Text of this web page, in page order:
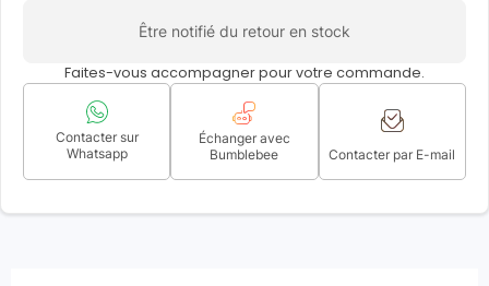
Être notifié du retour en stock
Faites-vous accompagner pour votre commande.
Contacter sur
Whatsapp
Échanger avec
Bumblebee
Contacter par E-mail